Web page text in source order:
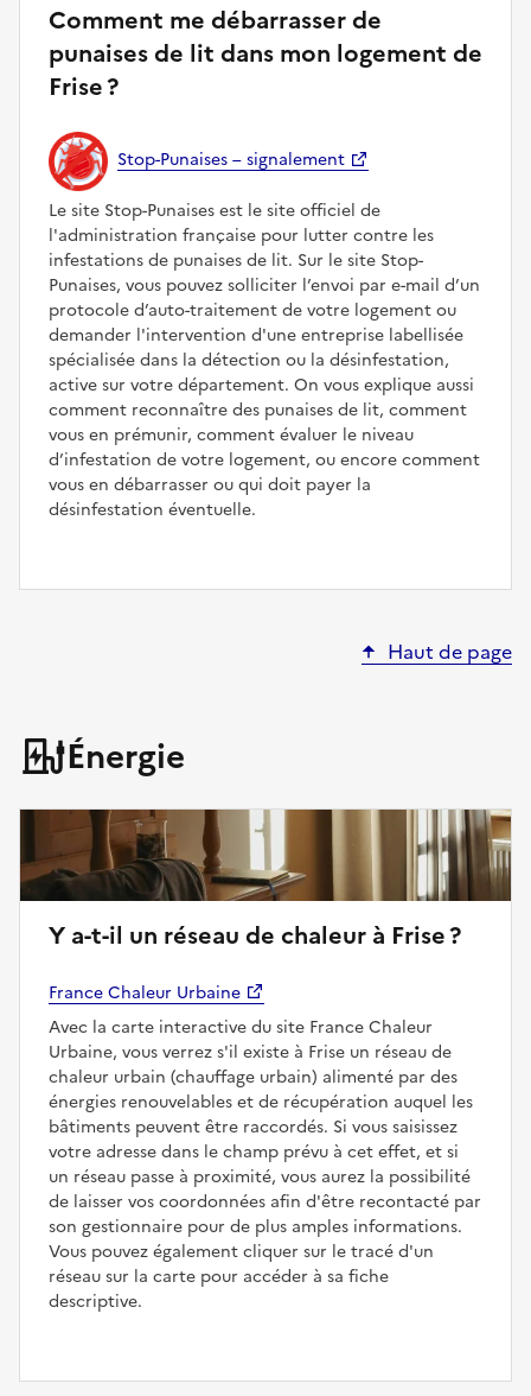
Comment me débarrasser de
punaises de lit dans mon logement de
Frise ?
Stop-Punaises – signalement
Le site Stop-Punaises est le site officiel de
l'administration française pour lutter contre les
infestations de punaises de lit. Sur le site Stop-
Punaises, vous pouvez solliciter l’envoi par e-mail d’un
protocole d’auto-traitement de votre logement ou
demander l'intervention d'une entreprise labellisée
spécialisée dans la détection ou la désinfestation,
active sur votre département. On vous explique aussi
comment reconnaître des punaises de lit, comment
vous en prémunir, comment évaluer le niveau
d’infestation de votre logement, ou encore comment
vous en débarrasser ou qui doit payer la
désinfestation éventuelle.
Haut de page
Énergie
Y a-t-il un réseau de chaleur à Frise ?
France Chaleur Urbaine
Avec la carte interactive du site France Chaleur
Urbaine, vous verrez s'il existe à Frise un réseau de
chaleur urbain (chauffage urbain) alimenté par des
énergies renouvelables et de récupération auquel les
bâtiments peuvent être raccordés. Si vous saisissez
votre adresse dans le champ prévu à cet effet, et si
un réseau passe à proximité, vous aurez la possibilité
de laisser vos coordonnées afin d'être recontacté par
son gestionnaire pour de plus amples informations.
Vous pouvez également cliquer sur le tracé d'un
réseau sur la carte pour accéder à sa fiche
descriptive.